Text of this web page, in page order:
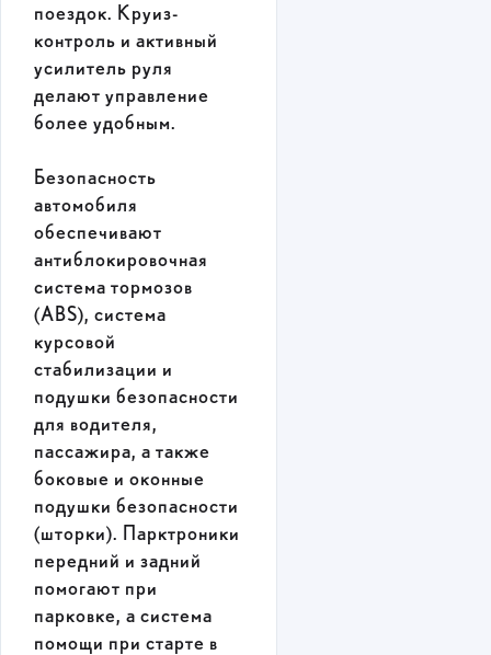
поездок. Круиз-
контроль и активный
усилитель руля
делают управление
более удобным.
Безопасность
автомобиля
обеспечивают
антиблокировочная
система тормозов
(ABS), система
курсовой
стабилизации и
подушки безопасности
для водителя,
пассажира, а также
боковые и оконные
подушки безопасности
(шторки). Парктроники
передний и задний
помогают при
парковке, а система
помощи при старте в